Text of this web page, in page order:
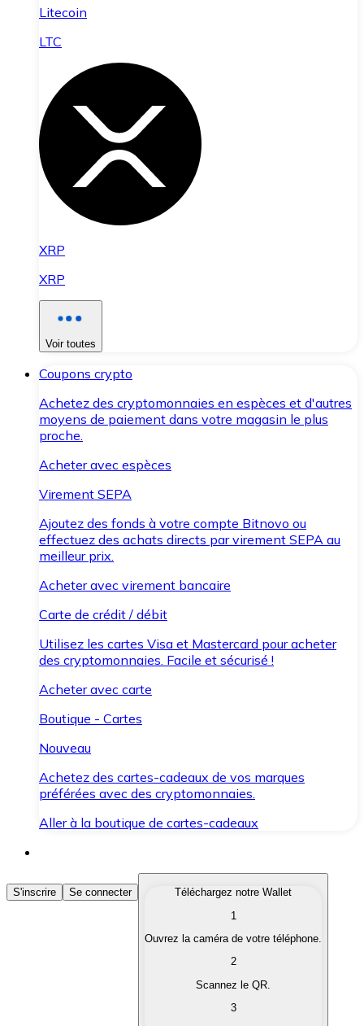
Litecoin
LTC
XRP
XRP
Voir toutes
Coupons crypto
Achetez des cryptomonnaies en espèces et d'autres
moyens de paiement dans votre magasin le plus
proche.
Acheter avec espèces
Virement SEPA
Ajoutez des fonds à votre compte Bitnovo ou
effectuez des achats directs par virement SEPA au
meilleur prix.
Acheter avec virement bancaire
Carte de crédit / débit
Utilisez les cartes Visa et Mastercard pour acheter
des cryptomonnaies. Facile et sécurisé !
Acheter avec carte
Boutique - Cartes
Nouveau
Achetez des cartes-cadeaux de vos marques
préférées avec des cryptomonnaies.
Aller à la boutique de cartes-cadeaux
Acheter des Cryptomonnaies
Achetez les cryptomonnaies qui vous intéressent
Convertissez vos cryptomonnaies en monnaie
S'inscrire Se connecter
Téléchargez notre Wallet
1
Ouvrez la caméra de votre téléphone.
2
Scannez le QR.
3